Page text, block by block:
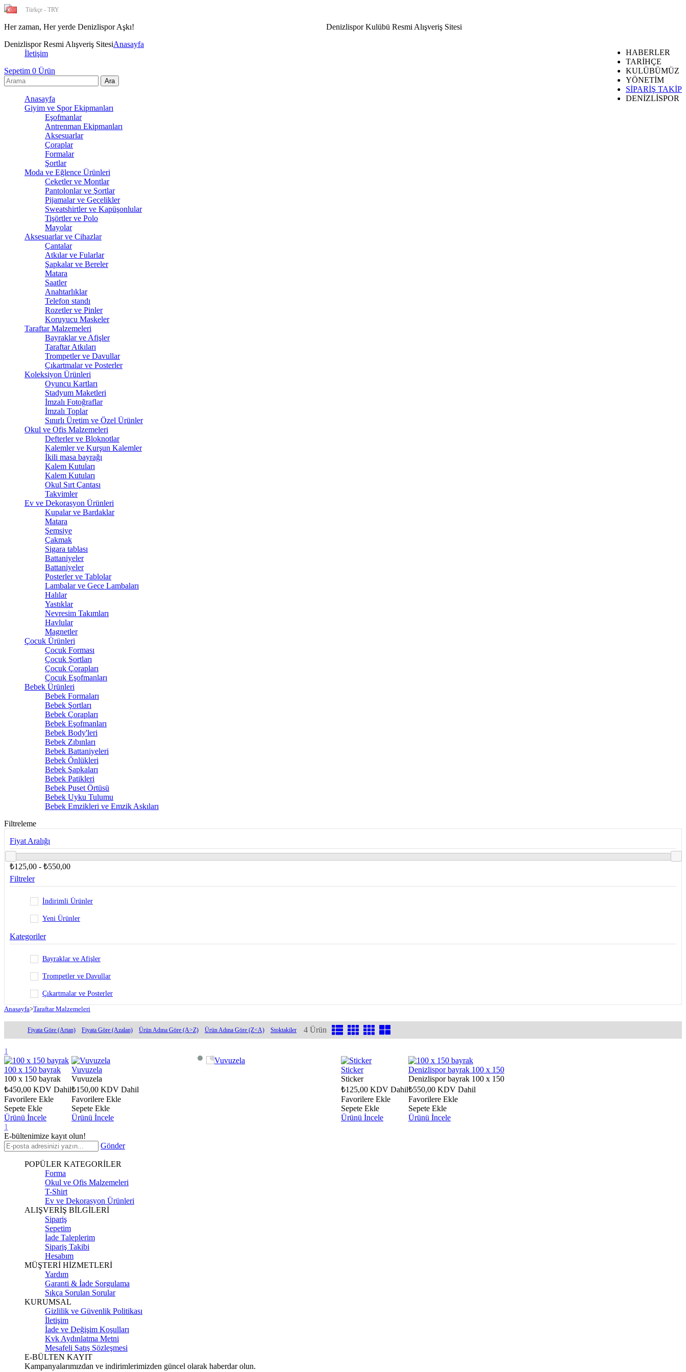
Her zaman, Her yerde Denizlispor Aşkı! Denizlispor Kulübü Resmi Alışveriş Sitesi
Denizlispor Resmi Alışveriş Sitesi
HABERLER
TARİHÇE
KULÜBÜMÜZ
YÖNETİM
SİPARİŞ TAKİP
DENİZLİSPOR
Türkçe - TRY
Anasayfa
İletişim
Sepetim 0 Ürün
Anasayfa
Giyim ve Spor Ekipmanları
Eşofmanlar
Antrenman Ekipmanları
Aksesuarlar
Çoraplar
Formalar
Şortlar
Moda ve Eğlence Ürünleri
Ceketler ve Montlar
Pantolonlar ve Şortlar
Pijamalar ve Gecelikler
Sweatshirtler ve Kapüşonlular
Tişörtler ve Polo
Mayolar
Aksesuarlar ve Cihazlar
Çantalar
Atkılar ve Fularlar
Şapkalar ve Bereler
Matara
Saatler
Anahtarlıklar
Telefon standı
Rozetler ve Pinler
Koruyucu Maskeler
Taraftar Malzemeleri
Bayraklar ve Afişler
Taraftar Atkıları
Trompetler ve Davullar
Çıkartmalar ve Posterler
Koleksiyon Ürünleri
Oyuncu Kartları
Stadyum Maketleri
İmzalı Fotoğraflar
İmzalı Toplar
Sınırlı Üretim ve Özel Ürünler
Okul ve Ofis Malzemeleri
Defterler ve Bloknotlar
Kalemler ve Kurşun Kalemler
İkili masa bayrağı
Kalem Kutuları
Kalem Kutuları
Okul Sırt Çantası
Takvimler
Ev ve Dekorasyon Ürünleri
Kupalar ve Bardaklar
Matara
Şemsiye
Çakmak
Sigara tablası
Battaniyeler
Battaniyeler
Posterler ve Tablolar
Lambalar ve Gece Lambaları
Halılar
Yastıklar
Nevresim Takımları
Havlular
Magnetler
Çocuk Ürünleri
Çocuk Forması
Çocuk Şortları
Çocuk Çorapları
Çocuk Eşofmanları
Bebek Ürünleri
Bebek Formaları
Bebek Şortları
Bebek Çorapları
Bebek Eşofmanları
Bebek Body'leri
Bebek Zıbınları
Bebek Battaniyeleri
Bebek Önlükleri
Bebek Şapkaları
Bebek Patikleri
Bebek Puset Örtüsü
Bebek Uyku Tulumu
Bebek Emzikleri ve Emzik Askıları
Filtreleme
Fiyat Aralığı
₺125,00 - ₺550,00
Filtreler
İndirimli Ürünler
Yeni Ürünler
Kategoriler
Bayraklar ve Afişler
Trompetler ve Davullar
Çıkartmalar ve Posterler
Anasayfa>Taraftar Malzemeleri
Fiyata Göre (Artan) Fiyata Göre (Azalan) Ürün Adına Göre (A>Z) Ürün Adına Göre (Z<A) Stoktakiler 4 Ürün
1
100 x 150 bayrak
100 x 150 bayrak
₺450,00 KDV Dahil
Favorilere Ekle
Sepete Ekle
Ürünü İncele
Vuvuzela
Vuvuzela
₺150,00 KDV Dahil
Favorilere Ekle
Sepete Ekle
Ürünü İncele
Sticker
Sticker
₺125,00 KDV Dahil
Favorilere Ekle
Sepete Ekle
Ürünü İncele
Denizlispor bayrak 100 x 150
Denizlispor bayrak 100 x 150
₺550,00 KDV Dahil
Favorilere Ekle
Sepete Ekle
Ürünü İncele
1
E-bültenimize kayıt olun!
Gönder
POPÜLER KATEGORİLER
Forma
Okul ve Ofis Malzemeleri
T-Shirt
Ev ve Dekorasyon Ürünleri
ALIŞVERİŞ BİLGİLERİ
Sipariş
Sepetim
İade Taleplerim
Sipariş Takibi
Hesabım
MÜŞTERİ HİZMETLERİ
Yardım
Garanti & İade Sorgulama
Sıkça Sorulan Sorular
KURUMSAL
Gizlilik ve Güvenlik Politikası
İletişim
İade ve Değişim Koşulları
Kvk Aydınlatma Metni
Mesafeli Satış Sözleşmesi
E-BÜLTEN KAYIT
Kampanyalarımızdan ve indirimlerimizden güncel olarak haberdar olun.